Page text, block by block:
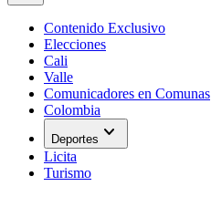
Contenido Exclusivo
Elecciones
Cali
Valle
Comunicadores en Comunas
Colombia
Deportes expand_more
Licita
Turismo